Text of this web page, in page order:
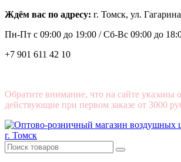
Ждём вас по адресу: г. Томск, ул.
Пн-Пт с 09:00 до 19:00 /Сб-Вс 09:00 до
+7 901 611 42 10
Обратите внимание, что на сайте указаны
действующие при первом заказе от 3000